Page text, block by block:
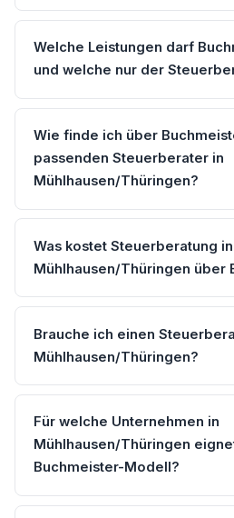
Welche Leistungen darf
und welche nur der
Wie finde ich über
passenden Steuerberater in
Mühlhausen/Thüringen?
Was kostet Steuerberatung in
Mühlhausen/Thüringen über
Brauche ich einen
Mühlhausen/Thüringen?
Für welche Unternehmen in
Mühlhausen/Thüringen
Buchmeister-Modell?